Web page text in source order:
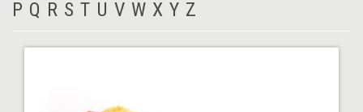
P Q R S T U V W X Y Z